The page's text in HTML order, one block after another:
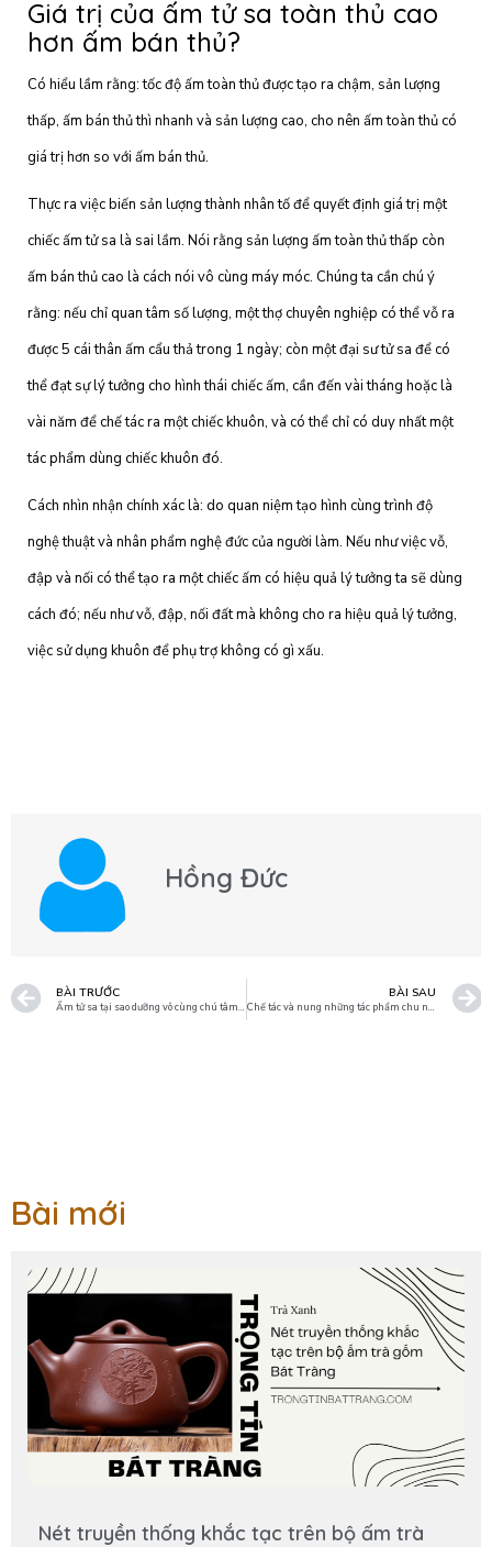
Giá trị của ấm tử sa toàn thủ cao
hơn ấm bán thủ?
Có hiểu lầm rằng: tốc độ ấm toàn thủ được tạo ra chậm, sản lượng
thấp, ấm bán thủ thì nhanh và sản lượng cao, cho nên ấm toàn thủ có
giá trị hơn so với ấm bán thủ.
Thực ra việc biến sản lượng thành nhân tố để quyết định giá trị một
chiếc ấm tử sa là sai lầm. Nói rằng sản lượng ấm toàn thủ thấp còn
ấm bán thủ cao là cách nói vô cùng máy móc. Chúng ta cần chú ý
rằng: nếu chỉ quan tâm số lượng, một thợ chuyên nghiệp có thể vỗ ra
được 5 cái thân ấm cẩu thả trong 1 ngày; còn một đại sư tử sa để có
thể đạt sự lý tưởng cho hình thái chiếc ấm, cần đến vài tháng hoặc là
vài năm để chế tác ra một chiếc khuôn, và có thể chỉ có duy nhất một
tác phẩm dùng chiếc khuôn đó.
Cách nhìn nhận chính xác là: do quan niệm tạo hình cùng trình độ
nghệ thuật và nhân phẩm nghệ đức của người làm. Nếu như việc vỗ,
đập và nối có thể tạo ra một chiếc ấm có hiệu quả lý tưởng ta sẽ dùng
cách đó; nếu như vỗ, đập, nối đất mà không cho ra hiệu quả lý tưởng,
việc sử dụng khuôn để phụ trợ không có gì xấu.
Hồng Đức
BÀI TRƯỚC
Ấm tử sa tại sao dưỡng vô cùng chú tâm tỉ mỉ mà ấm lại không sáng bóng
BÀI SAU
Chế tác và nung những tác phẩm chu nê dung tích lớn
Bài mới
Nét truyền thống khắc tạc trên bộ ấm trà